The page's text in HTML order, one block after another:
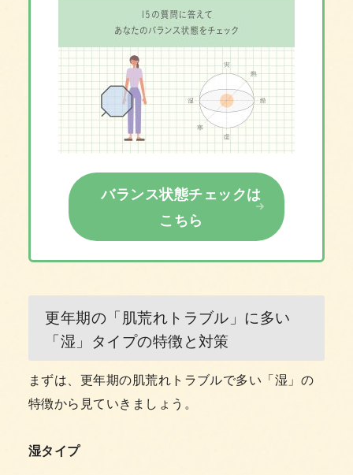
バランス状態チェックは
こちら
更年期の「肌荒れトラブル」に多い
「湿」タイプの特徴と対策
まずは、更年期の肌荒れトラブルで多い「湿」の
特徴から見ていきましょう。
湿タイプ